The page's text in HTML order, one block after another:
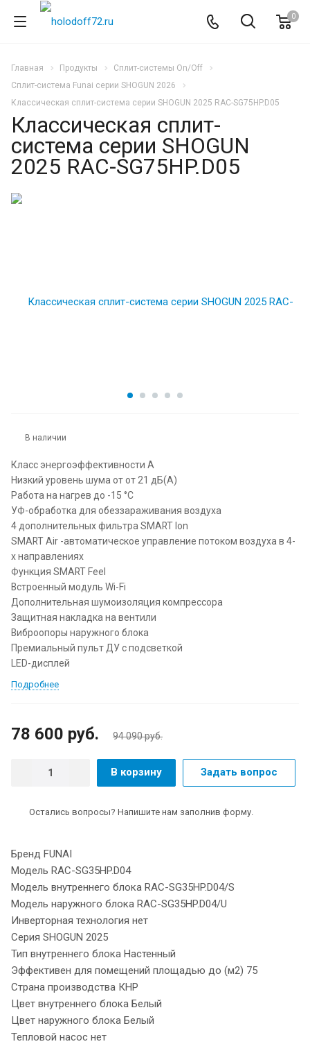
0
Главная Продукты
Сплит-системы On/Off
Сплит-система Funai серии SHOGUN 2026
Классическая сплит-система серии SHOGUN 2025 RAC-SG75HP.D05
Классическая сплит-
система серии SHOGUN
2025 RAC-SG75HP.D05
В наличии
Класс энергоэффективности A
Низкий уровень шума от от 21 дБ(А)
Работа на нагрев до -15 °С
УФ-обработка для обеззараживания воздуха
4 дополнительных фильтра SMART Ion
SMART Air -автоматическое управление потоком воздуха в 4-
х направлениях
Функция SMART Feel
Встроенный модуль Wi-Fi
Дополнительная шумоизоляция компрессора
Защитная накладка на вентили
Виброопоры наружного блока
Премиальный пульт ДУ с подсветкой
LED-дисплей
Подробнее
78 600 руб. 94 090 руб.
В корзину Задать вопрос
Остались вопросы? Напишите нам заполнив форму.
Бренд FUNAI
Модель RAC-SG35HP.D04
Модель внутреннего блока RAC-SG35HP.D04/S
Модель наружного блока RAC-SG35HP.D04/U
Инверторная технология нет
Серия SHOGUN 2025
Тип внутреннего блока Настенный
Эффективен для помещений площадью до (м2) 75
Страна производства КНР
Цвет внутреннего блока Белый
Цвет наружного блока Белый
Тепловой насос нет